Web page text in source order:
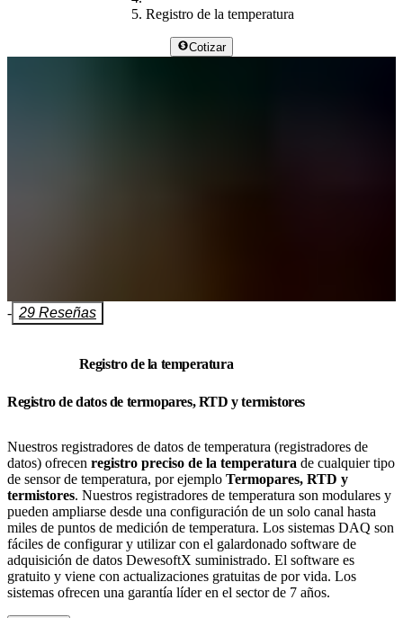
Registro de la temperatura
Cotizar
- 29 Reseñas
Registro de la temperatura
Registro de datos de termopares, RTD y termistores
Nuestros registradores de datos de temperatura (registradores de
datos) ofrecen registro preciso de la temperatura de cualquier tipo
de sensor de temperatura, por ejemplo Termopares, RTD y
termistores. Nuestros registradores de temperatura son modulares y
pueden ampliarse desde una configuración de un solo canal hasta
miles de puntos de medición de temperatura. Los sistemas DAQ son
fáciles de configurar y utilizar con el galardonado software de
adquisición de datos DewesoftX suministrado. El software es
gratuito y viene con actualizaciones gratuitas de por vida. Los
sistemas ofrecen una garantía líder en el sector de 7 años.